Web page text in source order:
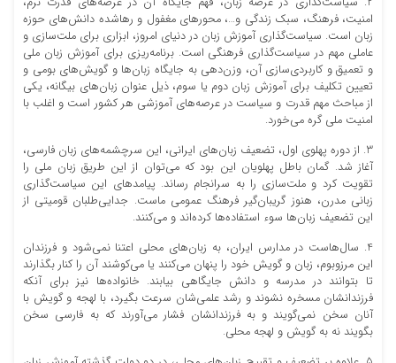
امنیت، فرهنگ، سبک زندگی و…، محور‌‌های مغفول و رهاشده دانش‌های حوزه
زبان است. سیاست‌گذاری آموزش زبان در دنیای امروز، ابزاری برای ملت‌سازی و
عاملی مهم در سیاست‌گذاری فرهنگی است. برنامه‌ریزی برای آموزش زبان ملی
و تعمیق و کاربردی‌سازی آن، وزن‌دهی به جایگاه زبان‌ها و گویش‌های بومی و
تعیین تکلیف برای آموزش زبان دوم یا سوم، ذیل عنوان زبان‌های بیگانه، یکی
از مباحث مهم قدرت و سیاست در عرصه‌های آموزشی هر کشور است و اغلب با
امنیت ملی گره می‌خورد.
3. از دوره پهلوی اول، تضعیف زبان‌های ایرانی، این سرچشمه‌های زبان فارسی،
آغاز شد. گمان باطل پهلویان این بود که می‌توان از این‌ طریق زبان ملی را
تقویت کرد و ملت‌سازی را به سرانجام رساند. پیامدهای این سیاست‌گذاری
زبانی مدرن، هنوز گریبان‌گیر فرهنگ عمومی ماست. جدایی‌طلبان قومیتی از
این تضعیف زبان‌ها سوء استفاده‌ها کرده‌اند و می‌کنند.
4. سال‌هاست در مدارس ایران، به زبان‌های محلی اعتنا نمی‌شود و فرزندان
این مرزوبوم، زبان و گویش خود را پنهان می‌کنند یا می‌کوشند آن را کنار بگذارند
تا بتوانند در مدرسه و دانش جایگاهی بیابند. خانواده‌ها نیز برای آنکه
فرزندانشان مسخره نشوند و رشد علمی‌شان سرعت بگیرد، با لهجه و گویش با
آنان سخن نمی‌گویند و به فرزندانشان فشار می‌آورند که به فارسی سخن
بگویند نه به گویش و لهجه محلی.